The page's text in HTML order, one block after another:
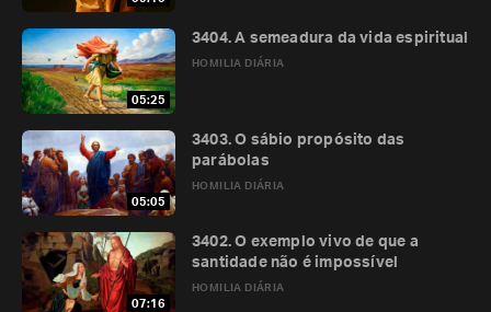
05:25
HOMILIA DIÁRIA
3404. A semeadura da vida espiritual
05:05
HOMILIA DIÁRIA
3403. O sábio propósito das
parábolas
07:16
HOMILIA DIÁRIA
3402. O exemplo vivo de que a
santidade não é impossível